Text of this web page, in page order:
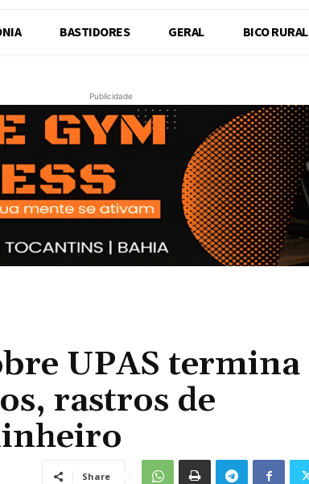
BASTIDORES GERAL BICO RURAL
Publicidade
UPAS termina
rastros de
Share